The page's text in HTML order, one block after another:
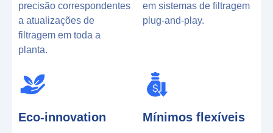
precisão correspondentes
a atualizações de
filtragem em toda a
planta.
em sistemas de filtragem
plug-and-play.
Eco-innovation Mínimos flexíveis